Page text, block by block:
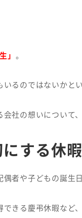
」 。
るのではないかと
社の想いについて
する休
者や子どもの誕生
きる慶弔休暇など、